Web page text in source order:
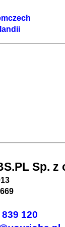
Sp. z
120